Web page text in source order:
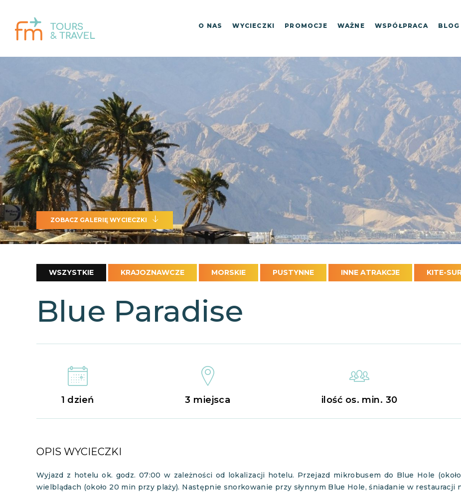
O NAS WYCIECZKI PROMOCJE WAŻNE WSPÓŁPRACA BLOG
ZOBACZ GALERIĘ WYCIECZKI
WSZYSTKIE KRAJOZNAWCZE MORSKIE PUSTYNNE INNE ATRAKCJE KITE-
Blue Paradise
1 dzień 3 miejsca ilość os. min. 30
OPIS WYCIECZKI
Wyjazd z hotelu ok. godz. 07:00 w zależności od lokalizacji hotelu. Przejazd mikrobusem do Blue Hole
wielblądach (około 20 min przy plaży). Następnie snorkowanie przy słynnym Blue Hole, śniadanie w restauracji